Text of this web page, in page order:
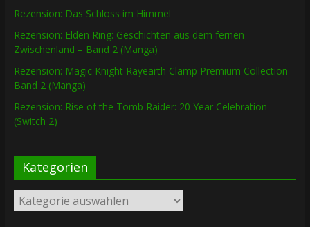
Rezension: Das Schloss im Himmel
Rezension: Elden Ring: Geschichten aus dem fernen
Zwischenland – Band 2 (Manga)
Rezension: Magic Knight Rayearth Clamp Premium Collection –
Band 2 (Manga)
Rezension: Rise of the Tomb Raider: 20 Year Celebration
(Switch 2)
Kategorien
Kategorien